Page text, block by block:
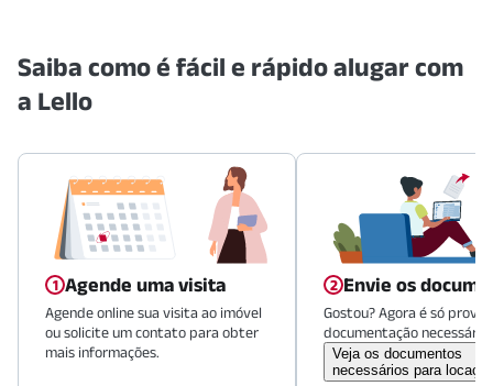
Saiba como é fácil e rápido alugar com
a Lello
Agende uma visita
Agende online sua visita ao imóvel
ou solicite um contato para obter
mais informações.
Envie os
Gostou? Agora é só
documentação necessária.
Veja os documentos
necessários para